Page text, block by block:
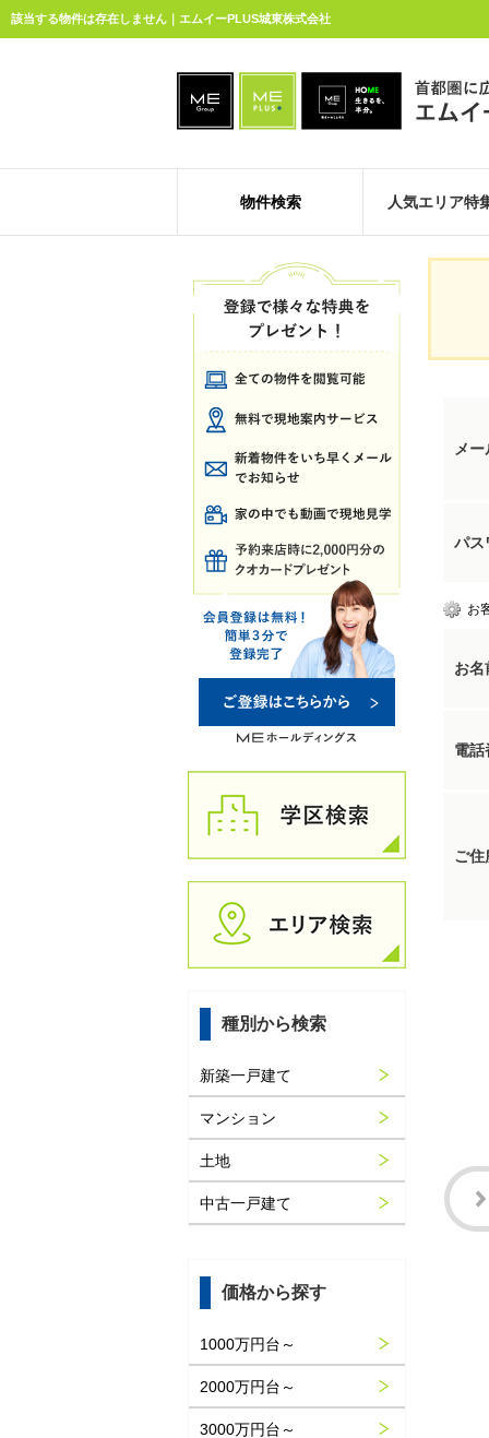
該当する物件は存在しません｜エムイーPLUS城東株式会社
物件検索 人気エリア特
メ
パス
お
お名
電話
ご住
種別から検索
新築一戸建て
マンション
土地
中古一戸建て
価格から探す
1000万円台～
2000万円台～
3000万円台～